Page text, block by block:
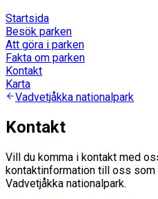
Startsida
Besök parken
Att göra i parken
Fakta om parken
Kontakt
Karta
Vadvetjåkka nationalpark
Kontakt
Vill du komma i kontakt med
kontaktinformation till oss
Vadvetjåkka nationalpark.